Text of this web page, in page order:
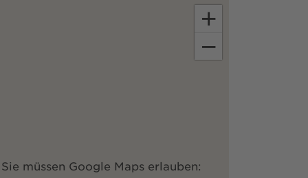
Sie müssen Google Maps erlauben:
+
−